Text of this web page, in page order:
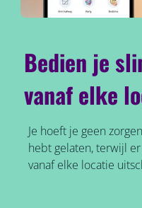
Bedien je
vanaf elke
Je hoeft je geen
hebt gelaten, terwijl
vanaf elke locatie